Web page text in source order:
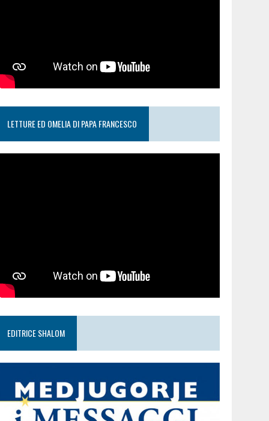
LETTURE ED OMELIA DI PAPA FRANCESCO
EDITRICE SHALOM